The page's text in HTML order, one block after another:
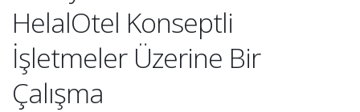
HelalOtel Konseptli
İşletmeler Üzerine Bir
Çalışma